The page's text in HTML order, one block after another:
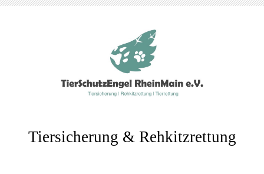
Tiersicherung & Rehkitzrettung